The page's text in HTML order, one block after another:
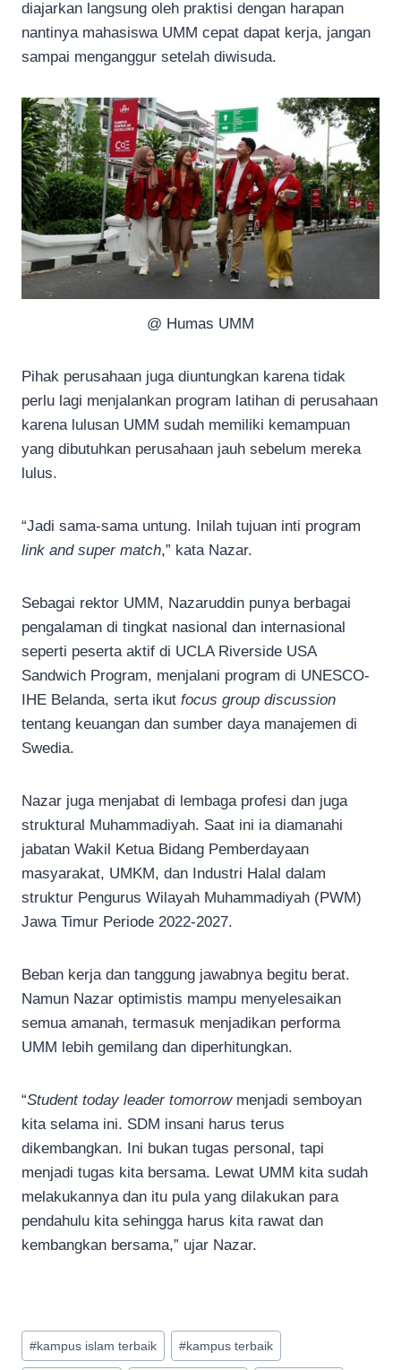
diajarkan langsung oleh praktisi dengan harapan
nantinya mahasiswa UMM cepat dapat kerja, jangan
sampai menganggur setelah diwisuda.
@ Humas UMM
Pihak perusahaan juga diuntungkan karena tidak
perlu lagi menjalankan program latihan di perusahaan
karena lulusan UMM sudah memiliki kemampuan
yang dibutuhkan perusahaan jauh sebelum mereka
lulus.
“Jadi sama-sama untung. Inilah tujuan inti program
link and super match,” kata Nazar.
Sebagai rektor UMM, Nazaruddin punya berbagai
pengalaman di tingkat nasional dan internasional
seperti peserta aktif di UCLA Riverside USA
Sandwich Program, menjalani program di UNESCO-
IHE Belanda, serta ikut focus group discussion
tentang keuangan dan sumber daya manajemen di
Swedia.
Nazar juga menjabat di lembaga profesi dan juga
struktural Muhammadiyah. Saat ini ia diamanahi
jabatan Wakil Ketua Bidang Pemberdayaan
masyarakat, UMKM, dan Industri Halal dalam
struktur Pengurus Wilayah Muhammadiyah (PWM)
Jawa Timur Periode 2022-2027.
Beban kerja dan tanggung jawabnya begitu berat.
Namun Nazar optimistis mampu menyelesaikan
semua amanah, termasuk menjadikan performa
UMM lebih gemilang dan diperhitungkan.
“Student today leader tomorrowmenjadi semboyan
kita selama ini. SDM insani harus terus
dikembangkan. Ini bukan tugas personal, tapi
menjadi tugas kita bersama. Lewat UMM kita sudah
melakukannya dan itu pula yang dilakukan para
pendahulu kita sehingga harus kita rawat dan
kembangkan bersama,” ujar Nazar.
Post
Tags:
#kampus islam terbaik #kampus terbaik